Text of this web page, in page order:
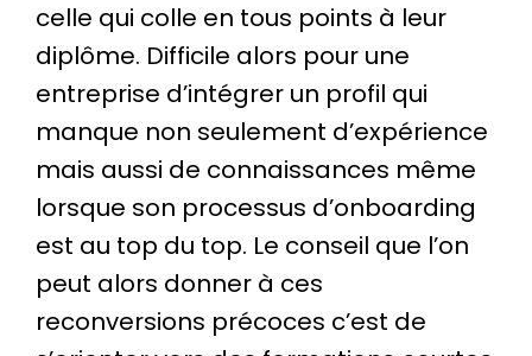
celle qui colle en tous points à leur
diplôme. Difficile alors pour une
entreprise d’intégrer un profil qui
manque non seulement d’expérience
mais aussi de connaissances même
lorsque son processus d’onboarding
est au top du top. Le conseil que l’on
peut alors donner à ces
reconversions précoces c’est de